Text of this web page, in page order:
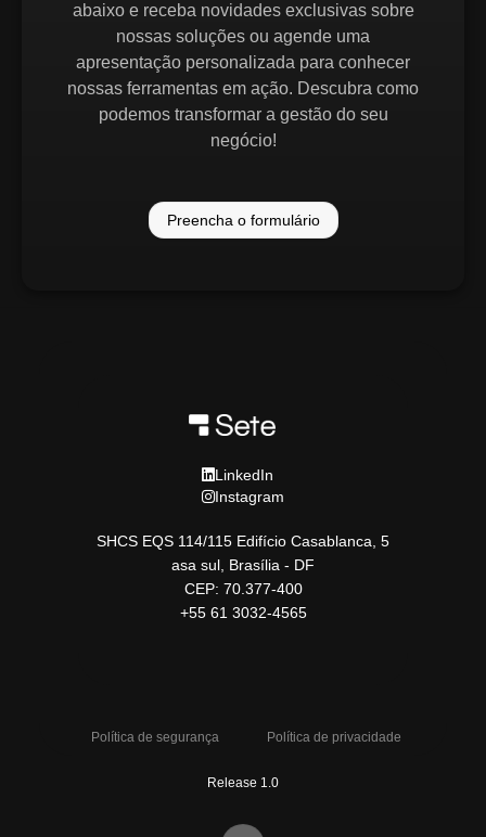
abaixo e receba novidades exclusivas sobre
nossas soluções ou agende uma
apresentação personalizada para conhecer
nossas ferramentas em ação. Descubra como
podemos transformar a gestão do seu
negócio!
Preencha o formulário
LinkedIn
Instagram
SHCS EQS 114/115 Edifício Casablanca, 5
asa sul, Brasília - DF
CEP: 70.377-400
+55 61 3032-4565
Política de segurança Política de privacidade
Release 1.0